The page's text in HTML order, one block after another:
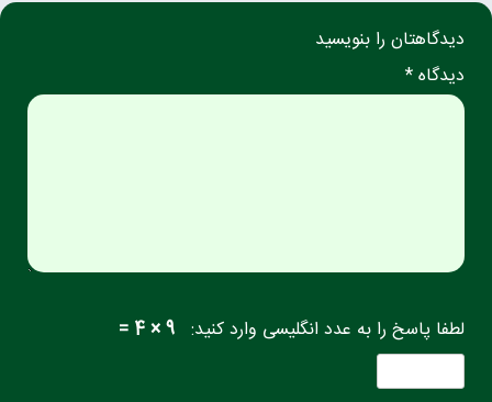
دیدگاهتان را بنویسید
دیدگاه *
لطفا پاسخ را به عدد انگلیسی وارد کنید: 9 × 4 =